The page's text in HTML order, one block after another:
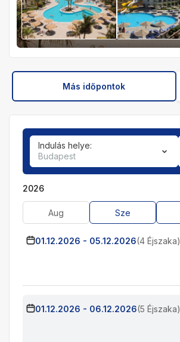
Más időpontok
Indulás helye:
Budapest
2026
Aug Sze
01.12.2026 - 05.12.2026(4 Éjszaka)
01.12.2026 - 06.12.2026(5 Éjszaka)